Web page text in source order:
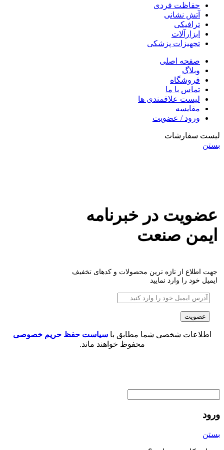
حفاظت فردی
آتش نشانی
ترافیکی
ابزارآلات
تجهیزات پزشکی
صفحه اصلی
وبلاگ
فروشگاه
تماس با ما
لیست علاقمندی ها
مقایسه
ورود / عضویت
لیست سفارشات
بستن
عضویت در خبرنامه
ایمن صنعت
جهت اطلاع از تازه ترین محصولات و کدهای تخفیف
ایمیل خود را وارد نمایید
اطلاعات شخصی شما مطابق باسیاست حفظ حریم خصوصی
محفوظ خواهند ماند.
ورود
بستن